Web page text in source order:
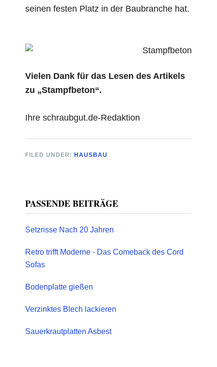
seinen festen Platz in der Baubranche hat.
Vielen Dank für das Lesen des Artikels
zu „Stampfbeton“.
Ihre schraubgut.de-Redaktion
FILED UNDER:HAUSBAU
Sidebar
PASSENDE BEITRÄGE
Setzrisse Nach 20 Jahren
Retro trifft Moderne - Das Comeback des Cord
Sofas
Bodenplatte gießen
Verzinktes Blech lackieren
Sauerkrautplatten Asbest